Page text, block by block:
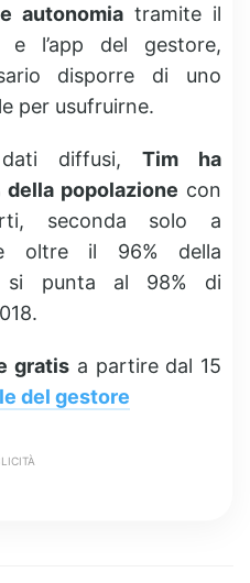
autonomia tramite il
l’app del gestore,
disporre di uno
per usufruirne.
diffusi, Tim ha
popolazione con
seconda solo a
oltre il 96% della
si punta al 98% di
gratis a partire dal 15
del gestore